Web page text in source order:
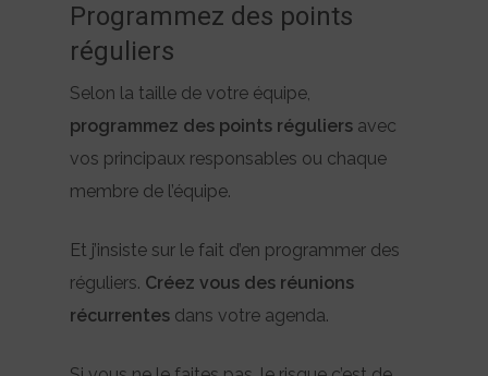
Programmez des points
réguliers
Selon la taille de votre équipe,
programmez des points réguliers avec
vos principaux responsables ou chaque
membre de l’équipe.
Et j’insiste sur le fait d’en programmer des
réguliers. Créez vous des réunions
récurrentes dans votre agenda.